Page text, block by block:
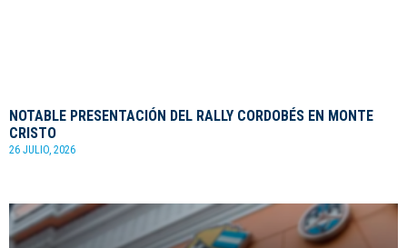
NOTABLE PRESENTACIÓN DEL RALLY CORDOBÉS EN MONTE
CRISTO
26 JULIO, 2026